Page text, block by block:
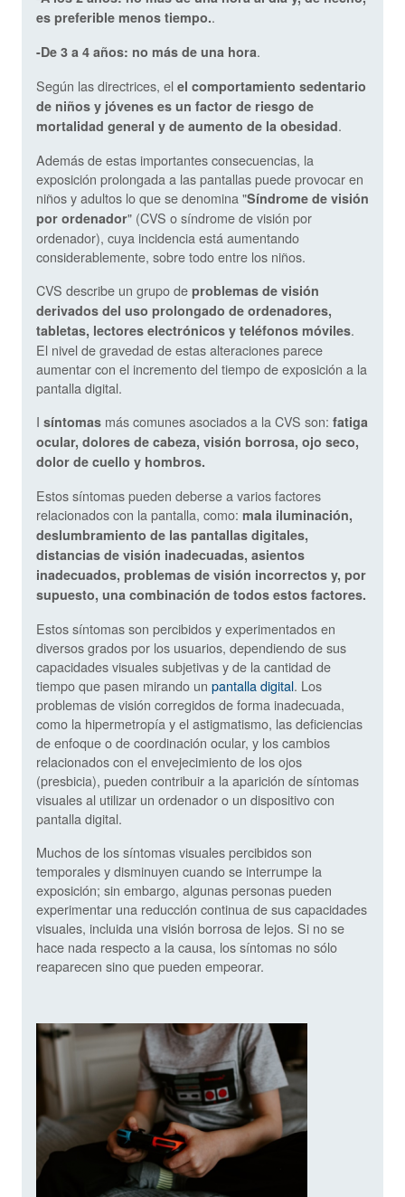
es preferible menos tiempo..
-De 3 a 4 años: no más de una hora.
Según las directrices, el el comportamiento sedentario
de niños y jóvenes es un factor de riesgo de
mortalidad general y de aumento de la obesidad.
Además de estas importantes consecuencias, la
exposición prolongada a las pantallas puede provocar en
niños y adultos lo que se denomina "Síndrome de visión
por ordenador" (CVS o síndrome de visión por
ordenador), cuya incidencia está aumentando
considerablemente, sobre todo entre los niños.
CVS describe un grupo de problemas de visión
derivados del uso prolongado de ordenadores,
tabletas, lectores electrónicos y teléfonos móviles.
El nivel de gravedad de estas alteraciones parece
aumentar con el incremento del tiempo de exposición a la
pantalla digital.
I síntomas más comunes asociados a la CVS son: fatiga
ocular, dolores de cabeza, visión borrosa, ojo seco,
dolor de cuello y hombros.
Estos síntomas pueden deberse a varios factores
relacionados con la pantalla, como: mala iluminación,
deslumbramiento de las pantallas digitales,
distancias de visión inadecuadas, asientos
inadecuados, problemas de visión incorrectos y, por
supuesto, una combinación de todos estos factores.
Estos síntomas son percibidos y experimentados en
diversos grados por los usuarios, dependiendo de sus
capacidades visuales subjetivas y de la cantidad de
tiempo que pasen mirando un pantalla digital. Los
problemas de visión corregidos de forma inadecuada,
como la hipermetropía y el astigmatismo, las deficiencias
de enfoque o de coordinación ocular, y los cambios
relacionados con el envejecimiento de los ojos
(presbicia), pueden contribuir a la aparición de síntomas
visuales al utilizar un ordenador o un dispositivo con
pantalla digital.
Muchos de los síntomas visuales percibidos son
temporales y disminuyen cuando se interrumpe la
exposición; sin embargo, algunas personas pueden
experimentar una reducción continua de sus capacidades
visuales, incluida una visión borrosa de lejos. Si no se
hace nada respecto a la causa, los síntomas no sólo
reaparecen sino que pueden empeorar.